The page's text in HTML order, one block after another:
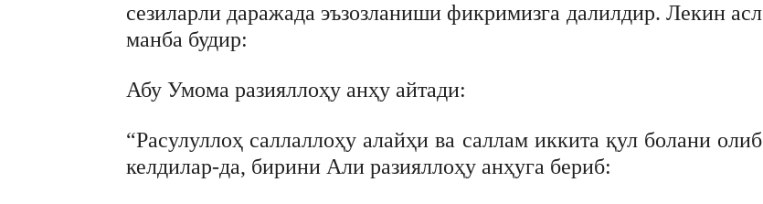
сезиларли даражада эъзозланиши фикримизга далилдир. Лекин асл
манба будир:
Абу Умома разияллоҳу анҳу айтади:
“Расулуллоҳ саллаллоҳу алайҳи ва саллам иккита қул болани олиб
келдилар-да, бирини Али разияллоҳу анҳуга бериб: